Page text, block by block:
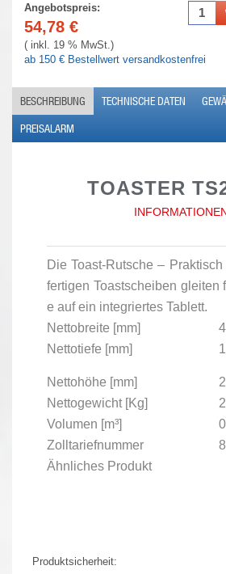
Angebotspreis:
54,78 €
( inkl. 19 % MwSt.)
ab 150 € Bestellwert versandkostenfrei
BESCHREIBUNG TECHNISCHE DATEN
PREISALARM
TOASTER
Die Toast-Rutsche –
fertigen Toastscheiben gleiten
e auf ein integriertes Tablett.
Nettobreite [mm]
Nettotiefe [mm]
Nettohöhe [mm]
Nettogewicht [Kg]
Volumen [m³]
Zolltariefnummer
Ähnliches Produkt
Produktsicherheit: